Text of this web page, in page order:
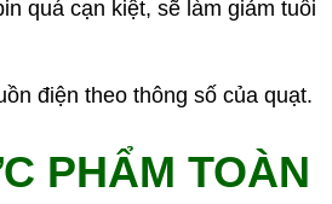
quá cạn kiệt, sẽ làm giảm tuổi
điện theo thông số của quạt.
PHẨM TOÀN